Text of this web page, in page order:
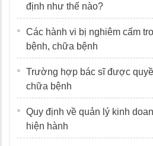
định như thế nào?
Các hành vi bị nghiêm cấm
bệnh, chữa bệnh
Trường hợp bác sĩ được
chữa bệnh
Quy định về quản lý kinh
hiện hành